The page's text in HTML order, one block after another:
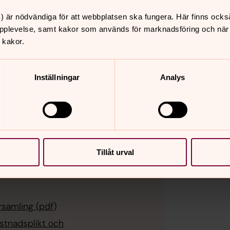
är nödvändiga för att webbplatsen ska fungera. Här finns
samt kakor som används för marknadsföring och
Inställningar Analys
Tillåt urval
HR plus 8 (pdf)
(pdf)
och